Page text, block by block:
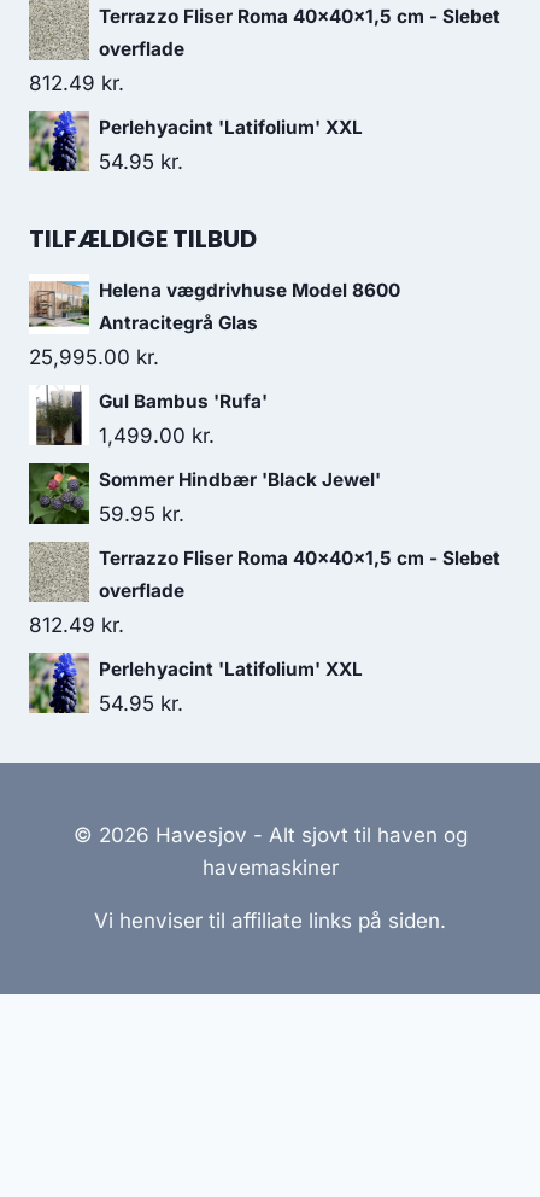
Terrazzo Fliser Roma 40x40x1,5 cm - Slebet
overflade
812.49 kr.
Perlehyacint 'Latifolium' XXL
54.95 kr.
TILFÆLDIGE TILBUD
Helena vægdrivhuse Model 8600
Antracitegrå Glas
25,995.00 kr.
Gul Bambus 'Rufa'
1,499.00 kr.
Sommer Hindbær 'Black Jewel'
59.95 kr.
Terrazzo Fliser Roma 40x40x1,5 cm - Slebet
overflade
812.49 kr.
Perlehyacint 'Latifolium' XXL
54.95 kr.
© 2026 Havesjov - Alt sjovt til haven og
havemaskiner
Vi henviser til affiliate links på siden.